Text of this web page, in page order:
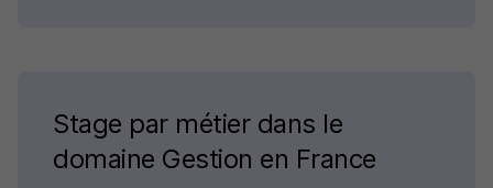
Stage par métier dans le
domaine Gestion en France